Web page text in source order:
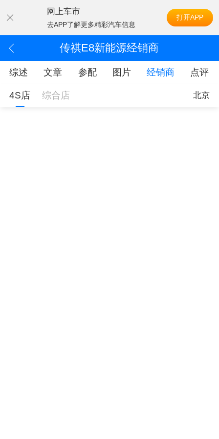
网上车市
去APP了解更多精彩汽车信息
打开APP
传祺E8新能源经销商
综述 文章 参配 图片 经销商 点评
4S店 综合店 北京